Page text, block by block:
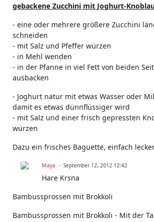
gebackene Zucchini mit Joghurt-
- eine oder mehrere größere Zucchini
schneiden
- mit Salz und Pfeffer würzen
- in Mehl wenden
- in der Pfanne in viel Fett von beiden
ausbacken
- Joghurt natur mit etwas Wasser oder
damit es etwas dünnflüssiger wird
- mit Salz und einer frisch gepressten
würzen
Dazu ein frisches Baguette, einfach
Maya September 12, 2012 12:42
Hare Krsna
Bambussprossen mit Brokkoli
Bambussprossen mit Brokkoli - Mit der